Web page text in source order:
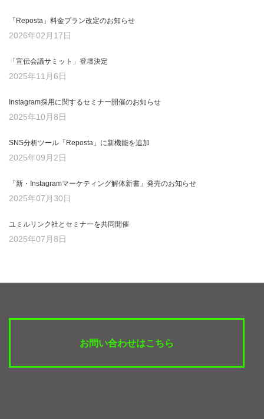
「Reposta」料金プラン改定のお知らせ
2026年02月17日
「宣伝会議サミット」登壇決定
2025年11月6日
Instagram採用に関するセミナー開催のお知らせ
2025年10月8日
SNS分析ツール「Reposta」に新機能を追加
2025年09月2日
「新・Instagramマーケティング解体新書」発売のお知らせ
2025年07月30日
ユミルリンク社とセミナーを共同開催
2025年07月8日
お問い合わせはこちら